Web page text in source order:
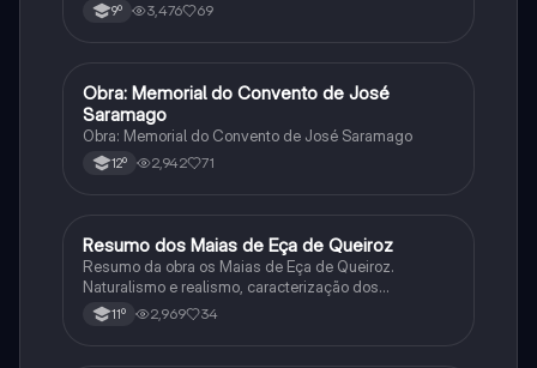
9º 3,476 69
Português
Obra: Memorial do Convento de José
Saramago
Obra: Memorial do Convento de José Saramago
12º 2,942 71
Português
Resumo dos Maias de Eça de Queiroz
Resumo da obra os Maias de Eça de Queiroz.
Naturalismo e realismo, caracterização dos
personagens e contexto histórico.
11º 2,969 34